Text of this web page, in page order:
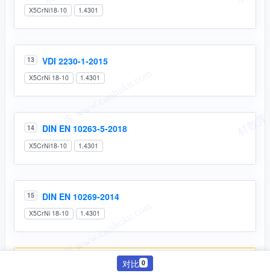
X5CrNi18-10 1.4301
13 VDI 2230-1-2015
X5CrNi 18-10 1.4301
14 DIN EN 10263-5-2018
X5CrNi18-10 1.4301
15 DIN EN 10269-2014
X5CrNi 18-10 1.4301
DIN EN 10088-3-2014对比 0